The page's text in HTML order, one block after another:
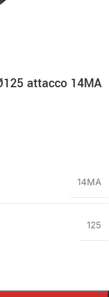
attacco 14MA
14MA
125